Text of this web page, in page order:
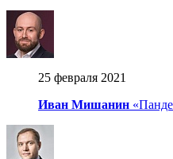
25 февраля 2021
Иван Мишанин